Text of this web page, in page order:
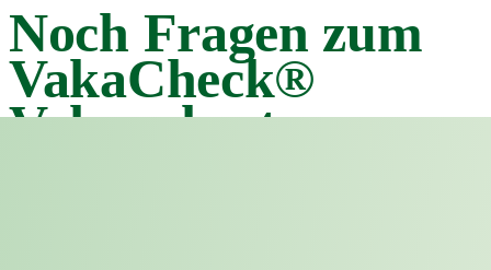
Noch Fragen zum
VakaCheck®
Vakanzkosten-